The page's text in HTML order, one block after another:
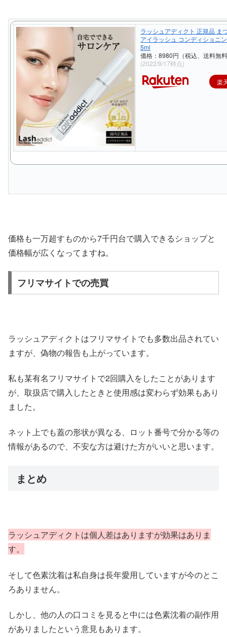
ラッシュアディクト 正規品 ま
アイラッシュ コンディショニ
5ml
価格：8980円（税込、送料無
(2022/9/17時点)
楽
価格も一万超すものから7千円台で購入できるショップと
価格幅が広くなってますね。
フリマサイトでの売買
ラッシュアディクトはフリマサイトでも多数出品されてい
ますが、偽物の報告も上がっています。
私も某有名フリマサイトで2回購入をしたことがあります
が、取扱店で購入したときと使用感は変わらず効果もあり
ました。
ネット上でも蓋の形状が異なる、ロット番号で分かる等の
情報があるので、不安な方は避けた方がいいと思います。
まとめ
ラッシュアディクトは個人差はありますが効果はありま
す。
そして色素沈着は私自身は長年愛用していますが今のとこ
ろありません。
しかし、他の人の口コミを見ると中には色素沈着の副作用
がありましたという意見もあります。